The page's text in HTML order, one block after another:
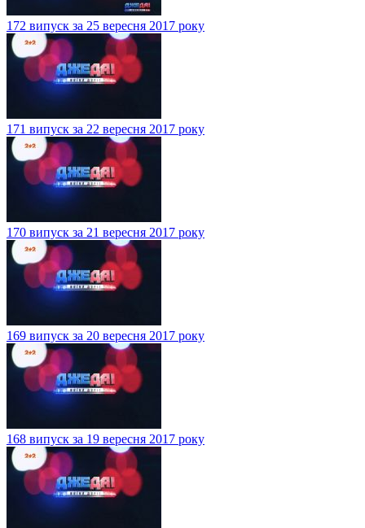
172 випуск за 25 вересня 2017 року
171 випуск за 22 вересня 2017 року
170 випуск за 21 вересня 2017 року
169 випуск за 20 вересня 2017 року
168 випуск за 19 вересня 2017 року